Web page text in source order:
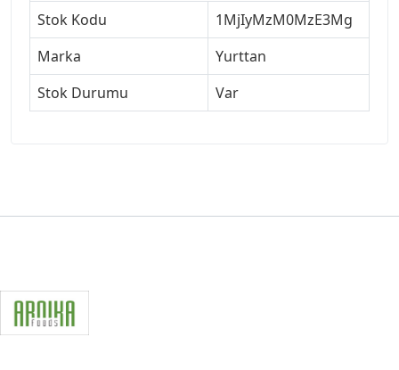
Stok Kodu
1MjIyMzM0MzE3Mg
Marka
Yurttan
Stok Durumu
Var